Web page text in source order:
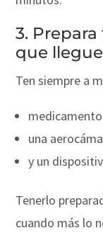
3.
que
Ten siempre a
una
y un
Tenerlo
cuando más lo